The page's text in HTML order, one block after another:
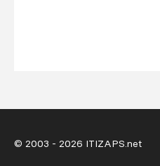
© 2003 - 2026 ITIZAPS.net